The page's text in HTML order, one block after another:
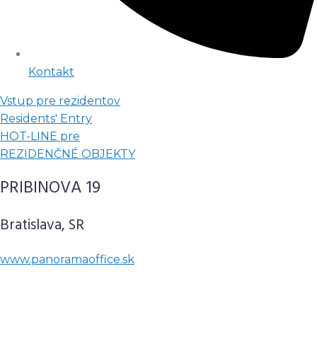
Kontakt
Vstup pre rezidentov
Residents' Entry
HOT-LINE pre
REZIDENČNÉ OBJEKTY
PRIBINOVA 19
Bratislava, SR
www.panoramaoffice.sk